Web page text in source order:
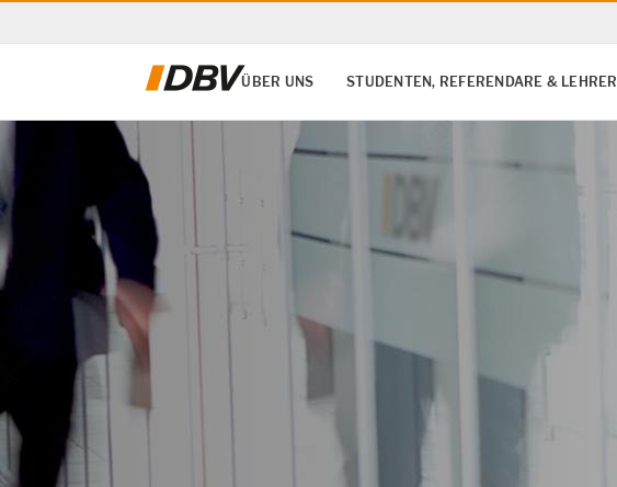
ÜBER UNS STUDENTEN, REFERENDARE & LEHRER